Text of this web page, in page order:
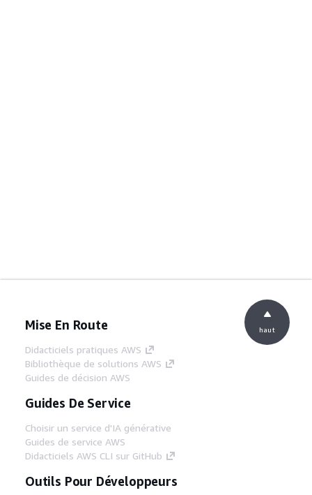
Mise En Route
Didacticiels pratiques AWS
Bibliothèque de solutions AWS
Guides de décision AWS
Guides De Service
Choisir un service d'IA générative
Guides de service AWS
Didacticiels AWS CLI sur GitHub
Outils Pour Développeurs
haut